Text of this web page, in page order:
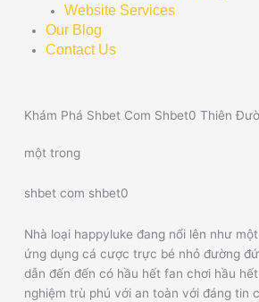
Website Services
Our Blog
Contact Us
Khám Phá Shbet Com Shbet0 Thiên
một trong
shbet com shbet0
Nhà loại happyluke đang nổi lên như
ứng dụng cá cược trực bé nhỏ đường
dẫn đến đến có hầu hết fan chơi hầu
nghiệm trù phú với an toàn với đáng tin